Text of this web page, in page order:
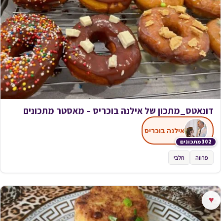
דונאטס_מתכון של אילנה בוכריס – מאסטר מתכונים
302 מתכונים
אילנה בוכריס
פרווה חלבי
♥